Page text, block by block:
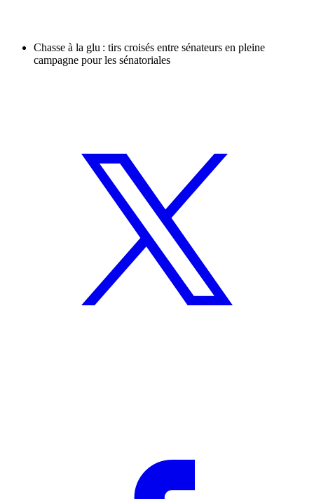
Chasse à la glu : tirs croisés entre sénateurs en pleine
campagne pour les sénatoriales